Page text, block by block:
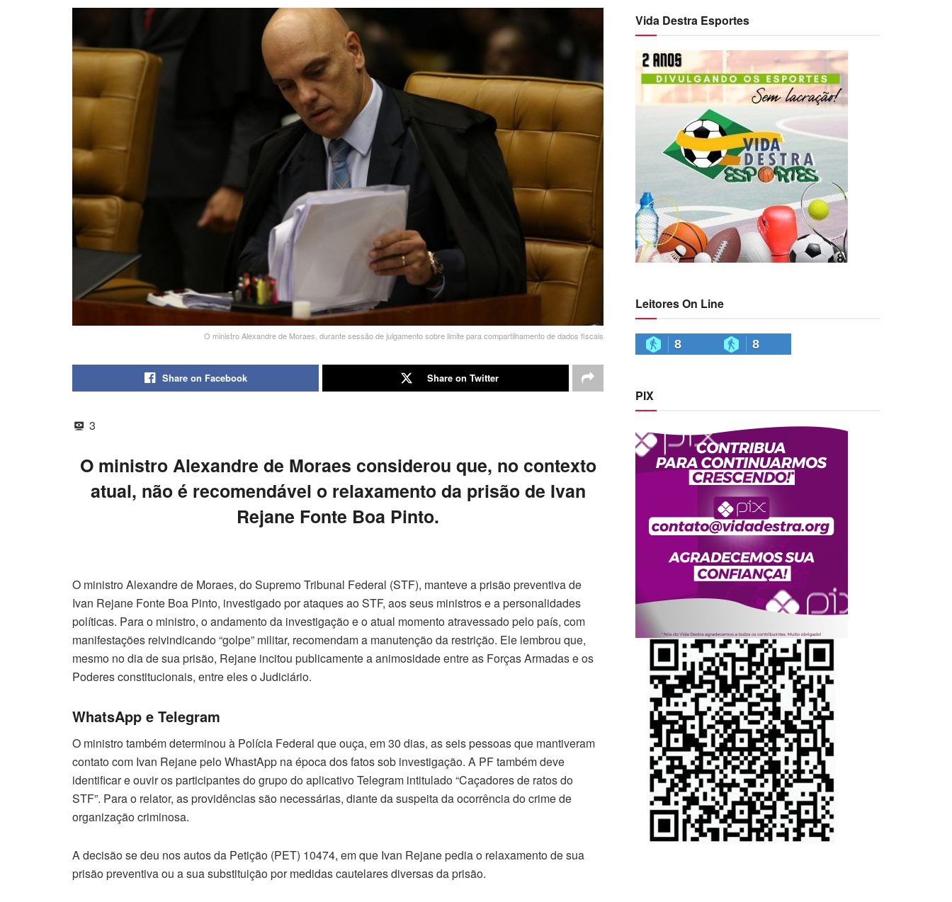
O ministro Alexandre de Moraes, durante sessão de julgamento sobre limite para compartilhamento de dados fiscais
Share on Facebook Share on Twitter
3
O ministro Alexandre de Moraes considerou que, no contexto
atual, não é recomendável o relaxamento da prisão de Ivan
Rejane Fonte Boa Pinto.
O ministro Alexandre de Moraes, do Supremo Tribunal Federal (STF), manteve a prisão preventiva de
Ivan Rejane Fonte Boa Pinto, investigado por ataques ao STF, aos seus ministros e a personalidades
políticas. Para o ministro, o andamento da investigação e o atual momento atravessado pelo país, com
manifestações reivindicando “golpe” militar, recomendam a manutenção da restrição. Ele lembrou que,
mesmo no dia de sua prisão, Rejane incitou publicamente a animosidade entre as Forças Armadas e os
Poderes constitucionais, entre eles o Judiciário.
WhatsApp e Telegram
O ministro também determinou à Polícia Federal que ouça, em 30 dias, as seis pessoas que mantiveram
contato com Ivan Rejane pelo WhastApp na época dos fatos sob investigação. A PF também deve
identificar e ouvir os participantes do grupo do aplicativo Telegram intitulado “Caçadores de ratos do
STF”. Para o relator, as providências são necessárias, diante da suspeita da ocorrência do crime de
organização criminosa.
A decisão se deu nos autos da Petição (PET) 10474, em que Ivan Rejane pedia o relaxamento de sua
prisão preventiva ou a sua substituição por medidas cautelares diversas da prisão.
Vida Destra Esportes
Leitores On Line
8 8
PIX